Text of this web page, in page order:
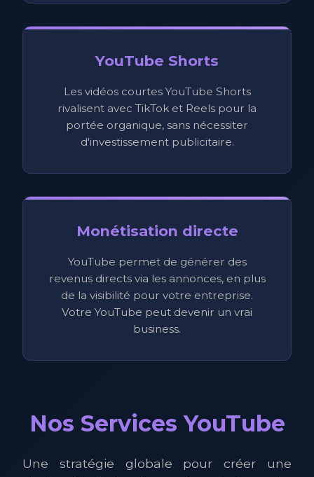
YouTube Shorts
Les vidéos courtes YouTube Shorts
rivalisent avec TikTok et Reels pour la
portée organique, sans nécessiter
d'investissement publicitaire.
Monétisation directe
YouTube permet de générer des
revenus directs via les annonces, en plus
de la visibilité pour votre entreprise.
Votre YouTube peut devenir un vrai
business.
Nos Services YouTube
Une stratégie globale pour créer une